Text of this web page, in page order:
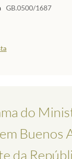
GB.0500/1687
do
Buenos
da